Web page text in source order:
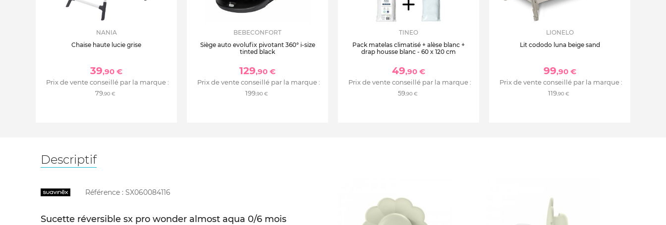
NANIA
Chaise haute lucie grise
39,90 €
Prix de vente conseillé par la marque :
79,90 €
BEBECONFORT
Siège auto evolufix pivotant 360° i-size
tinted black
129,90 €
Prix de vente conseillé par la marque :
199,90 €
TINEO
Pack matelas climatisé + alèse blanc +
drap housse blanc - 60 x 120 cm
49,90 €
Prix de vente conseillé par la marque :
59,90 €
LIONELO
Lit cododo luna beige sand
99,90 €
Prix de vente conseillé par la marque :
119,90 €
Descriptif
Référence : SX060084116
Sucette réversible sx pro wonder almost aqua 0/6 mois